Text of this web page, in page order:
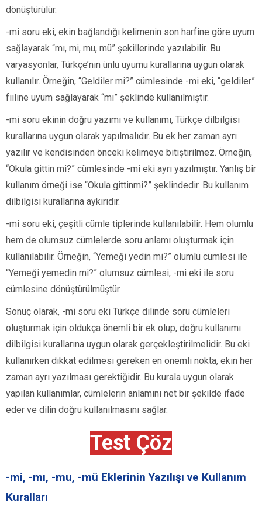
dönüştürülür.
-mi soru eki, ekin bağlandığı kelimenin son harfine göre uyum
sağlayarak “mı, mi, mu, mü” şekillerinde yazılabilir. Bu
varyasyonlar, Türkçe’nin ünlü uyumu kurallarına uygun olarak
kullanılır. Örneğin, “Geldiler mi?” cümlesinde -mi eki, “geldiler”
fiiline uyum sağlayarak “mi” şeklinde kullanılmıştır.
-mi soru ekinin doğru yazımı ve kullanımı, Türkçe dilbilgisi
kurallarına uygun olarak yapılmalıdır. Bu ek her zaman ayrı
yazılır ve kendisinden önceki kelimeye bitiştirilmez. Örneğin,
“Okula gittin mi?” cümlesinde -mi eki ayrı yazılmıştır. Yanlış bir
kullanım örneği ise “Okula gittinmi?” şeklindedir. Bu kullanım
dilbilgisi kurallarına aykırıdır.
-mi soru eki, çeşitli cümle tiplerinde kullanılabilir. Hem olumlu
hem de olumsuz cümlelerde soru anlamı oluşturmak için
kullanılabilir. Örneğin, “Yemeği yedin mi?” olumlu cümlesi ile
“Yemeği yemedin mi?” olumsuz cümlesi, -mi eki ile soru
cümlesine dönüştürülmüştür.
Sonuç olarak, -mi soru eki Türkçe dilinde soru cümleleri
oluşturmak için oldukça önemli bir ek olup, doğru kullanımı
dilbilgisi kurallarına uygun olarak gerçekleştirilmelidir. Bu eki
kullanırken dikkat edilmesi gereken en önemli nokta, ekin her
zaman ayrı yazılması gerektiğidir. Bu kurala uygun olarak
yapılan kullanımlar, cümlelerin anlamını net bir şekilde ifade
eder ve dilin doğru kullanılmasını sağlar.
Test Çöz
-mi, -mı, -mu, -mü Eklerinin Yazılışı ve Kullanım
Kuralları